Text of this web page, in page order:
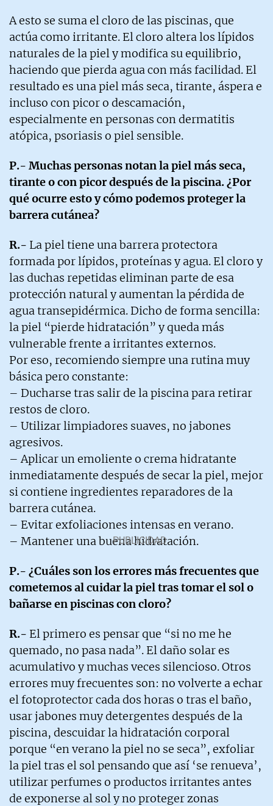
A esto se suma el cloro de las piscinas, que
actúa como irritante. El cloro altera los lípidos
naturales de la piel y modifica su equilibrio,
haciendo que pierda agua con más facilidad. El
resultado es una piel más seca, tirante, áspera e
incluso con picor o descamación,
especialmente en personas con dermatitis
atópica, psoriasis o piel sensible.
P.- Muchas personas notan la piel más seca,
tirante o con picor después de la piscina. ¿Por
qué ocurre esto y cómo podemos proteger la
barrera cutánea?
R.- La piel tiene una barrera protectora
formada por lípidos, proteínas y agua. El cloro y
las duchas repetidas eliminan parte de esa
protección natural y aumentan la pérdida de
agua transepidérmica. Dicho de forma sencilla:
la piel “pierde hidratación” y queda más
vulnerable frente a irritantes externos.
Por eso, recomiendo siempre una rutina muy
básica pero constante:
– Ducharse tras salir de la piscina para retirar
restos de cloro.
– Utilizar limpiadores suaves, no jabones
agresivos.
– Aplicar un emoliente o crema hidratante
inmediatamente después de secar la piel, mejor
si contiene ingredientes reparadores de la
barrera cutánea.
– Evitar exfoliaciones intensas en verano.
– Mantener una buena hidratación.
P.- ¿Cuáles son los errores más frecuentes que
cometemos al cuidar la piel tras tomar el sol o
bañarse en piscinas con cloro?
R.- El primero es pensar que “si no me he
quemado, no pasa nada”. El daño solar es
acumulativo y muchas veces silencioso. Otros
errores muy frecuentes son: no volverte a echar
el fotoprotector cada dos horas o tras el baño,
usar jabones muy detergentes después de la
piscina, descuidar la hidratación corporal
porque “en verano la piel no se seca”, exfoliar
la piel tras el sol pensando que así ‘se renueva’,
utilizar perfumes o productos irritantes antes
de exponerse al sol y no proteger zonas